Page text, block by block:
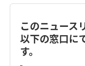
このニュース
以下の窓口に
す。